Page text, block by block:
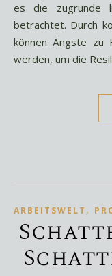
es die zugrunde
betrachtet. Durch
können Ängste zu
werden, um die
ARBEITSWELT ,